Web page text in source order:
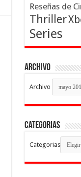
Reseñas de
Thriller
Series
Archivo
Archivo
Categorias
Categorias